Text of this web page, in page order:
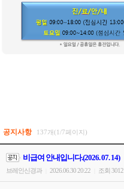
공지사항 137개(1/7페이지)
비급여 안내입니다.(2026. 07. 14)
브레인신경과 2026.06.30 20:22 조회 3012